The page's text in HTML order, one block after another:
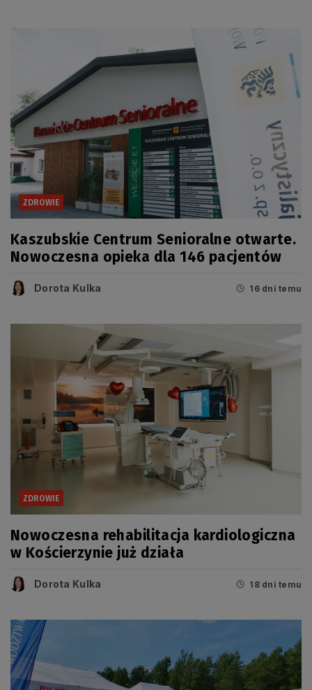
ZDROWIE
Kaszubskie Centrum Senioralne otwarte.
Nowoczesna opieka dla 146 pacjentów
Dorota Kulka 16 dni temu
ZDROWIE
Nowoczesna rehabilitacja kardiologiczna
w Kościerzynie już działa
Dorota Kulka 18 dni temu